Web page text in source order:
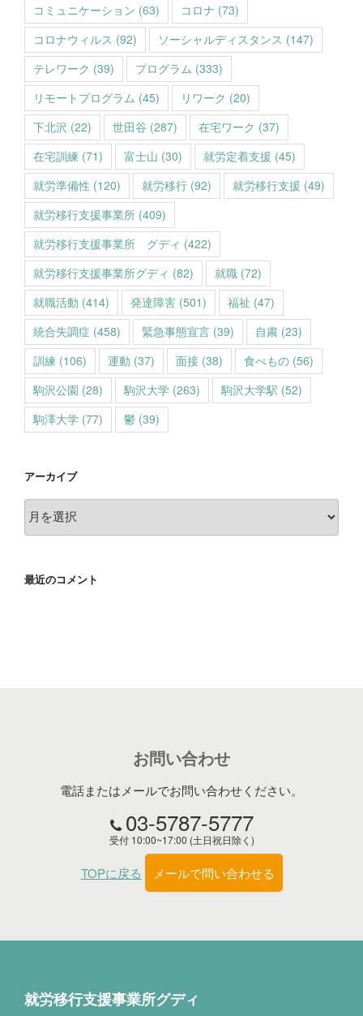
コミュニケーション (63) コロナ (73)
コロナウィルス (92) ソーシャルディスタンス (147)
テレワーク (39) プログラム (333)
リモートプログラム (45) リワーク (20)
下北沢 (22) 世田谷 (287) 在宅ワーク (37)
在宅訓練 (71) 富士山 (30) 就労定着支援 (45)
就労準備性 (120) 就労移行 (92) 就労移行支援 (49)
就労移行支援事業所 (409)
就労移行支援事業所 グディ (422)
就労移行支援事業所グディ (82) 就職 (72)
就職活動 (414) 発達障害 (501) 福祉 (47)
統合失調症 (458) 緊急事態宣言 (39) 自粛 (23)
訓練 (106) 運動 (37) 面接 (38) 食べもの (56)
駒沢公園 (28) 駒沢大学 (263) 駒沢大学駅 (52)
駒澤大学 (77) 鬱 (39)
アーカイブ
ア
ー
イ
最近のコメント
お問い合わせ
電話またはメールでお問い合わせください。
03-5787-5777
受付 10:00~17:00 (土日祝日除く)
TOPに戻る メールで問い合わせる
就労移行支援事業所グディ